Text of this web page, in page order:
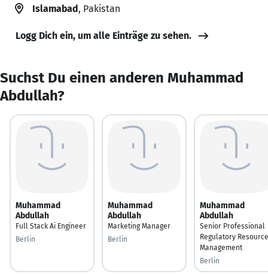
Islamabad, Pakistan
Logg Dich ein, um alle Einträge zu sehen.
Suchst Du einen anderen Muhammad
Abdullah?
Muhammad
Abdullah
Full Stack Ai Engineer
Berlin
Muhammad
Abdullah
Marketing Manager
Berlin
Muhammad
Abdullah
Senior Professional
Regulatory Resource
Management
Berlin